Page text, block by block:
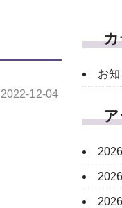
| 2022-12-04
お